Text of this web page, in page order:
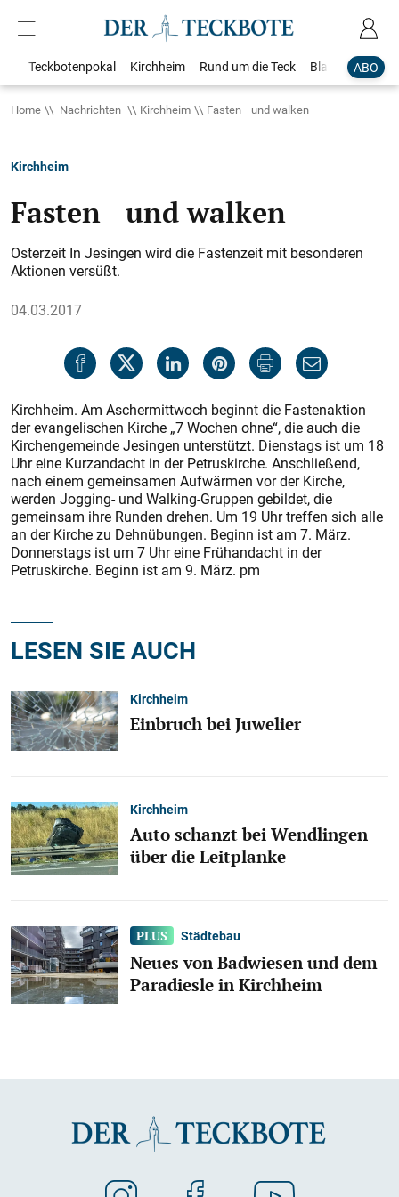
ABO
Teckbotenpokal Kirchheim Rund um die Teck Blaulicht
Home Nachrichten Kirchheim Fasten und walken
Kirchheim
Fasten und walken
Osterzeit In Jesingen wird die Fastenzeit mit besonderen
Aktionen versüßt.
04.03.2017
Kirchheim. Am Aschermittwoch beginnt die Fastenaktion
der evangelischen Kirche „7 Wochen ohne“, die auch die
Kirchengemeinde Jesingen unterstützt. Dienstags ist um 18
Uhr eine Kurzandacht in der Petruskirche. Anschließend,
nach einem gemeinsamen Aufwärmen vor der Kirche,
werden Jogging- und Walking-Gruppen gebildet, die
gemeinsam ihre Runden drehen. Um 19 Uhr treffen sich alle
an der Kirche zu Dehnübungen. Beginn ist am 7. März.
Donnerstags ist um 7 Uhr eine Frühandacht in der
Petruskirche. Beginn ist am 9. März. pm
LESEN SIE AUCH
Kirchheim
Einbruch bei Juwelier
Kirchheim
Auto schanzt bei Wendlingen
über die Leitplanke
Städtebau
Neues von Badwiesen und dem
Paradiesle in Kirchheim